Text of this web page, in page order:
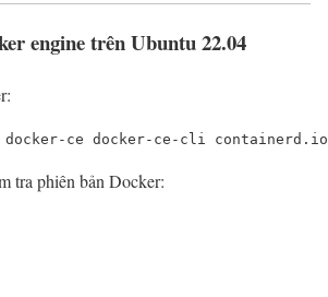
engine trên Ubuntu 22.04
ce docker-ce-cli
tra phiên bản Docker: